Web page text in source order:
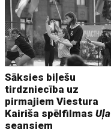
Sāksies biļešu
tirdzniecība uz
pirmajiem Viestura
Kairiša spēlfilmasUļa
seansiem